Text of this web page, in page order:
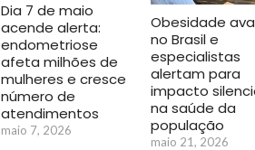
Dia 7 de maio
acende alerta:
endometriose
afeta milhões de
mulheres e cresce
número de
atendimentos
maio 7, 2026
Obesidade
no Brasil e
especialistas
alertam para
impacto
na saúde da
população
maio 21, 2026